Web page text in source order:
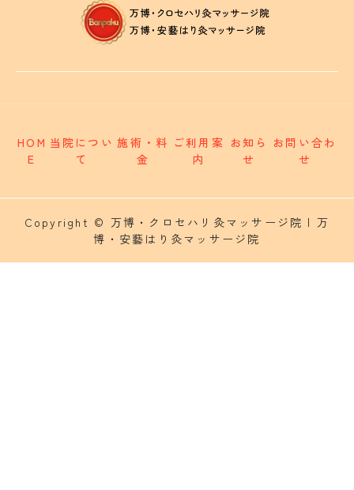
HOM
E
当院につい
て
施術・料
金
ご利用案
内
お知ら
せ
お問い合わ
せ
Copyright © 万博・クロセハリ灸マッサージ院 | 万
博・安藝はり灸マッサージ院